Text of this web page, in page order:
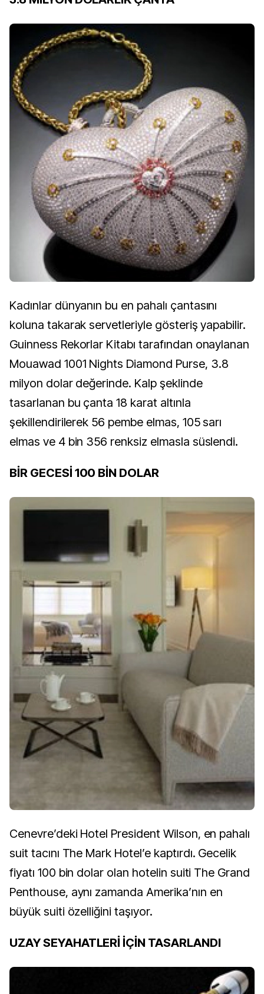
Kadınlar dünyanın bu en pahalı çantasını
koluna takarak servetleriyle gösteriş yapabilir.
Guinness Rekorlar Kitabı tarafından onaylanan
Mouawad 1001 Nights Diamond Purse, 3.8
milyon dolar değerinde. Kalp şeklinde
tasarlanan bu çanta 18 karat altınla
şekillendirilerek 56 pembe elmas, 105 sarı
elmas ve 4 bin 356 renksiz elmasla süslendi.
BİR GECESİ 100 BİN DOLAR
Cenevre’deki Hotel President Wilson, en pahalı
suit tacını The Mark Hotel’e kaptırdı. Gecelik
fiyatı 100 bin dolar olan hotelin suiti The Grand
Penthouse, aynı zamanda Amerika’nın en
büyük suiti özelliğini taşıyor.
UZAY SEYAHATLERİ İÇİN TASARLANDI